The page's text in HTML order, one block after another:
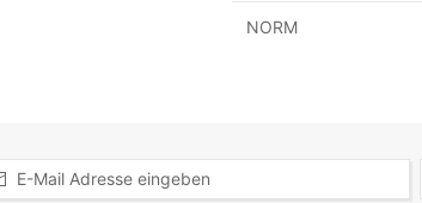
NORM